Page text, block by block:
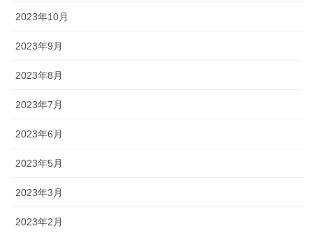
2023年10月
2023年9月
2023年8月
2023年7月
2023年6月
2023年5月
2023年3月
2023年2月